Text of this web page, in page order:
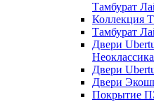
Тамбурат
Коллекция
Тамбурат
Двери
Неоклассика
Двери
Двери
Покрытие